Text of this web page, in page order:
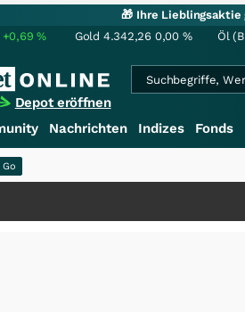
🎁 Ihre
+0,69% Gold 4.342,26 0,00 % Öl
Depot eröffnen
Nachrichten Indizes Fonds